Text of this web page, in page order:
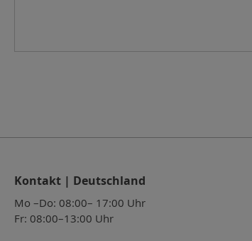
Kontakt | Deutschland
Mo –Do: 08:00– 17:00 Uhr
Fr: 08:00–13:00 Uhr